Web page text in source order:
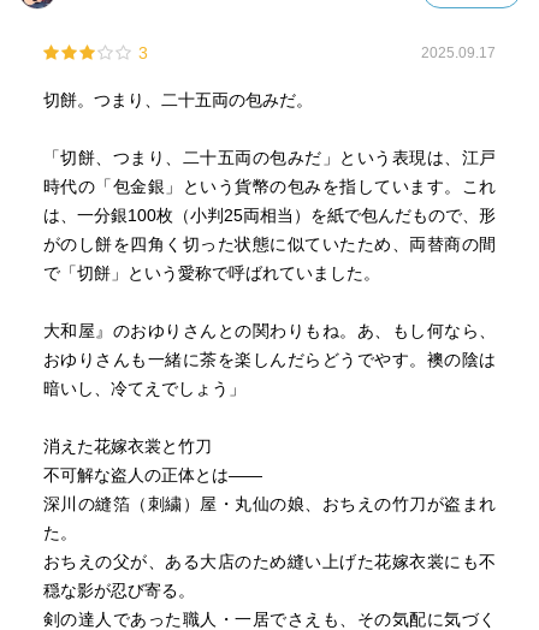
3 2025.09.17
切餅。つまり、二十五両の包みだ。
「切餅、つまり、二十五両の包みだ」という表現は、江戸
時代の「包金銀」という貨幣の包みを指しています。これ
は、一分銀100枚（小判25両相当）を紙で包んだもので、形
がのし餅を四角く切った状態に似ていたため、両替商の間
で「切餅」という愛称で呼ばれていました。
大和屋』のおゆりさんとの関わりもね。あ、もし何なら、
おゆりさんも一緒に茶を楽しんだらどうでやす。襖の陰は
暗いし、冷てえでしょう」
消えた花嫁衣裳と竹刀
不可解な盗人の正体とは――
深川の縫箔（刺繍）屋・丸仙の娘、おちえの竹刀が盗まれ
た。
おちえの父が、ある大店のため縫い上げた花嫁衣裳にも不
穏な影が忍び寄る。
剣の達人であった職人・一居でさえも、その気配に気づく